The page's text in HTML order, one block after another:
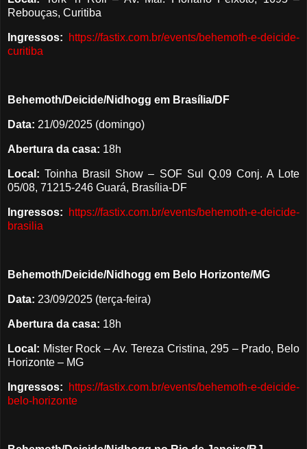
Rebouças, Curitiba
Ingressos:
https://fastix.com.br/events/behemoth-e-deicide-
curitiba
Behemoth/Deicide/Nidhogg em Brasília/DF
Data: 21/09/2025 (domingo)
Abertura da casa: 18h
Local:Toinha Brasil Show – SOF Sul Q.09 Conj. A Lote
05/08, 71215-246 Guará, Brasília-DF
Ingressos:
https://fastix.com.br/events/behemoth-e-deicide-
brasilia
Behemoth/Deicide/Nidhogg em Belo Horizonte/MG
Data: 23/09/2025 (terça-feira)
Abertura da casa: 18h
Local: Mister Rock – Av. Tereza Cristina, 295 – Prado, Belo
Horizonte – MG
Ingressos:
https://fastix.com.br/events/behemoth-e-deicide-
belo-horizonte